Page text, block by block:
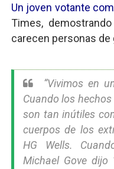
Un joven votante
Times,
carecen personas
“Vivimos en
Cuando los
son tan inútiles
cuerpos de los
HG Wells.
Michael Gove